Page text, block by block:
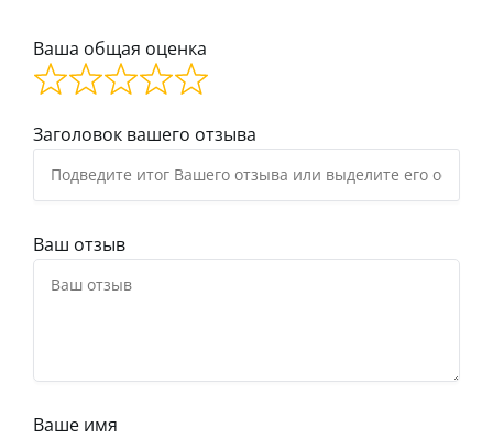
Ваша общая оценка
Заголовок вашего отзыва
Ваш отзыв
Ваше имя